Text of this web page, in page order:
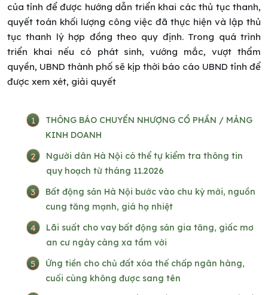
của tỉnh để được hướng dẫn triển khai các thủ tục thanh,
quyết toán khối lượng công việc đã thực hiện và lập thủ
tục thanh lý hợp đồng theo quy định. Trong quá trình
triển khai nếu có phát sinh, vướng mắc, vượt thẩm
quyền, UBND thành phố sẽ kịp thời báo cáo UBND tỉnh để
được xem xét, giải quyết
1
THÔNG BÁO CHUYỂN NHƯỢNG CỔ PHẦN / MẢNG
KINH DOANH
2
Người dân Hà Nội có thể tự kiểm tra thông tin
quy hoạch từ tháng 11.2026
3
Bất động sản Hà Nội bước vào chu kỳ mới, nguồn
cung tăng mạnh, giá hạ nhiệt
4
Lãi suất cho vay bất động sản gia tăng, giấc mơ
an cư ngày càng xa tầm với
5
Ứng tiền cho chủ đất xóa thế chấp ngân hàng,
cuối cùng không được sang tên